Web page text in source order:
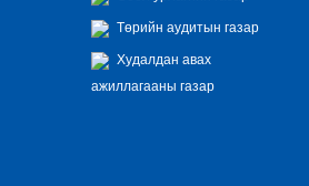
Төрийн аудитын газар
Худалдан авах
ажиллагааны газар